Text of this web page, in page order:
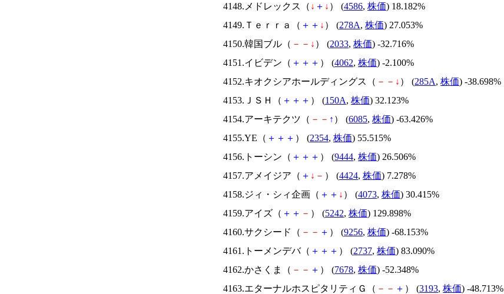
4148.メドレックス（ ↓ ＋ ↓ ） (4586, 株価) 18.182%
4149.Ｔｅｒｒａ（ ＋ ＋ ↓ ） (278A, 株価) 27.053%
4150.韓国ブル（ － － ↓ ） (2033, 株価) -32.716%
4151.イビデン（ ＋ ＋ ＋ ） (4062, 株価) -2.100%
4152.キオクシアホールディングス（ － － ↓ ） (285A, 株価) -38.698%
4153.ＪＳＨ（ ＋ ＋ ＋ ） (150A, 株価) 32.123%
4154.アーキテクツ（ － － ↑ ） (6085, 株価) -63.426%
4155.YE（ ＋ ＋ ＋ ） (2354, 株価) 55.515%
4156.トーシン（ ＋ ＋ ＋ ） (9444, 株価) 26.506%
4157.アメイジア（ ＋ ↓ － ） (4424, 株価) 7.278%
4158.ジィ・シィ企画（ ＋ ＋ ↓ ） (4073, 株価) 30.415%
4159.アイズ（ ＋ ＋ － ） (5242, 株価) 129.898%
4160.サクシード（ － － ＋ ） (9256, 株価) -68.153%
4161.トーメンデバ（ ＋ ＋ ＋ ） (2737, 株価) 83.090%
4162.かさくま（ － － ＋ ） (7678, 株価) -52.348%
4163.エターナルホスピタリティＧ（ － － ＋ ） (3193, 株価) -48.713%